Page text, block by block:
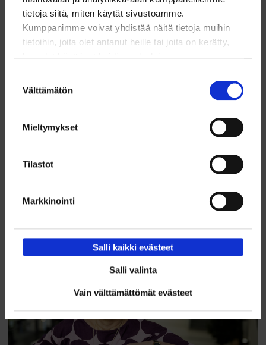
tietoja siitä, miten käytät sivustoamme.
Kumppanimme voivat yhdistää näitä tietoja muihin
tietoihin, joita olet antanut heille tai joita on kerätty,
valinta
Välttämätön
Mieltymykset
Tilastot
Markkinointi
Salli kaikki evästeet
Salli valinta
Vain välttämättömät evästeet
Pääkirjoitus: Yleiskorotus on loimulaiselle lähes
Työmarkkinakevät 2025 on poikkeuksellinen.